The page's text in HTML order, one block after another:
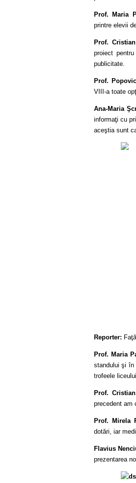
Prof. Maria
printre elevii
Prof. Cristian
proiect
publicitate.
Prof.
VIII-a toate
Ana-Maria
informaţi cu
aceştia sunt
Reporter:
Prof. Maria
standului şi în
trofeele
Prof.
precedent am
Prof. Mirela
dotări, iar
Flavius
prezentarea